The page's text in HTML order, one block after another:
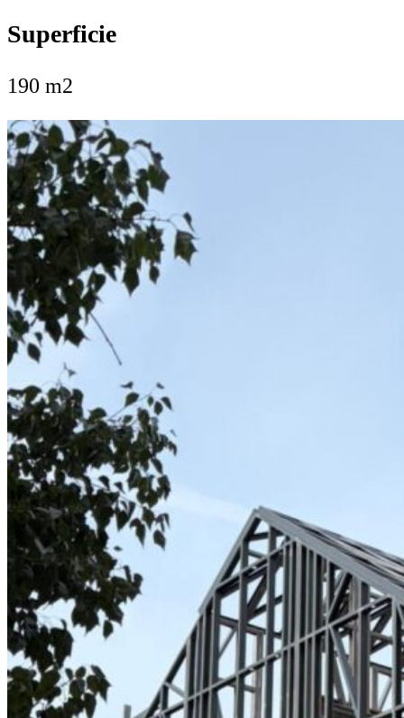
Superficie
190 m2